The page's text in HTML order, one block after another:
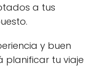
a tus
y buen
planificar tu viaje